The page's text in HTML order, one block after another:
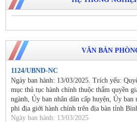
VĂN BẢN
1124/UBND-NC
Ngày ban hành: 13/03/2025. Trích yếu:
mục thủ tục hành chính thuộc thẩm quyền
ngành, Ủy ban nhân dân cấp huyện, Ủy ban
phi địa giới hành chính trên địa bàn tỉnh
Ngày ban hành: 13/03/2025